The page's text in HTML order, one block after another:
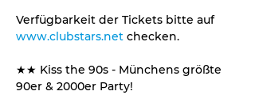
Verfügbarkeit der Tickets bitte auf
www.clubstars.net checken.
★★ Kiss the 90s - Münchens größte
90er & 2000er Party!